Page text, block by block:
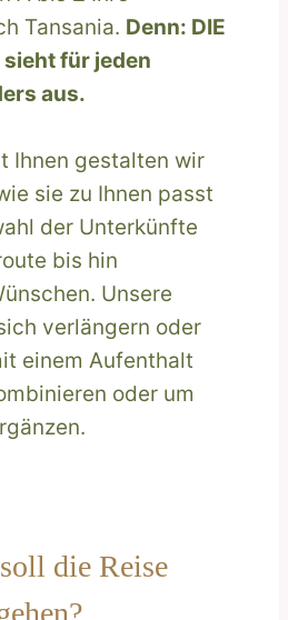
Tansania. Denn: DIE
für jeden
aus.
Ihnen gestalten wir
sie zu Ihnen passt
der Unterkünfte
bis hin
Unsere
verlängern oder
einem Aufenthalt
oder um
die Reise